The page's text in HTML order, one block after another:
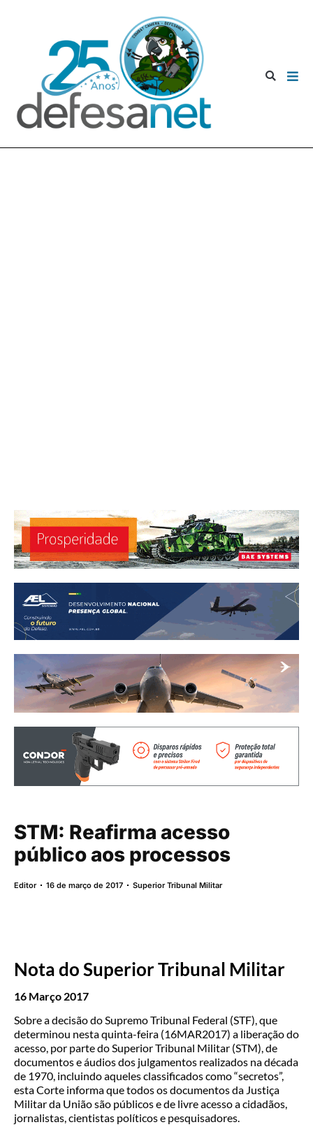
STM: Reafirma acesso
público aos processos
Editor 16 de março de 2017 Superior Tribunal Militar
Nota do Superior Tribunal Militar
16 Março 2017
Sobre a decisão do Supremo Tribunal Federal (STF), que
determinou nesta quinta-feira (16MAR2017) a liberação do
acesso, por parte do Superior Tribunal Militar (STM), de
documentos e áudios dos julgamentos realizados na década
de 1970, incluindo aqueles classificados como “secretos”,
esta Corte informa que todos os documentos da Justiça
Militar da União são públicos e de livre acesso a cidadãos,
jornalistas, cientistas políticos e pesquisadores.